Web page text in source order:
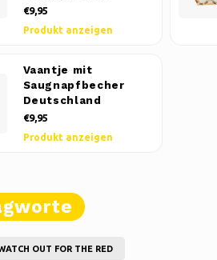
€9,95
Produkt anzeigen
Vaantje mit
Saugnapfbecher
Deutschland
€9,95
Produkt anzeigen
OUT FOR THE RED